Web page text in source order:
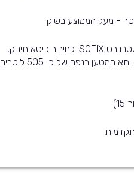
רכב זה מותאם לתינוקות - הוא עומד בסטנדרט ISOFIX לחיבור כיסא תינוק,
קיימת אפשרות לנטרל את כריות האוויר, ותא המטען בנפח של כ-505 ליטרים